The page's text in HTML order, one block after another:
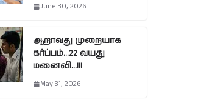
June 30, 2026
ஆறாவது முறையாக
கர்ப்பம்…22 வயது
மனைவி…!!!
May 31, 2026